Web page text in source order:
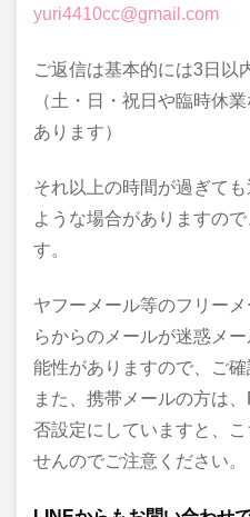
yuri4410cc@gmail.com
ご返信は基本的には3日以
（土・日・祝日や臨時休
あります）
それ以上の時間が過ぎて
ような場合がありますの
す。
ヤフーメール等のフリー
らからのメールが迷惑メ
能性がありますので、ご確
また、携帯メールの方は
否設定にしていますと、
せんのでご注意ください。